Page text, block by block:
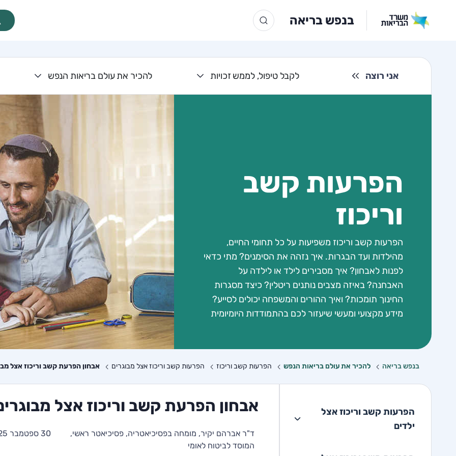
בנפש בריאה
אני רוצה לקבל טיפול, לממש זכויות להכיר את עולם בריאות הנפש
הפרעות קשב
וריכוז
הפרעות קשב וריכוז משפיעות על כל תחומי החיים,
מהילדות ועד הבגרות. איך נזהה את הסימנים? מתי כדאי
לפנות לאבחון? איך מסבירים לילד או לילדה על
האבחנה? באיזה מצבים נותנים ריטלין? כיצד מסגרות
החינוך תומכות? ואיך ההורים והמשפחה יכולים לסייע?
מידע מקצועי ומעשי שיעזור לכם בהתמודדות היומיומית
בנפש בריאה להכיר את עולם בריאות הנפש הפרעות קשב וריכוז הפרעות קשב וריכוז אצל מבוגרים אבחון הפרעת קשב וריכוז אצל
הפרעות קשב וריכוז אצל
ילדים
אבחון הפרעת קשב וריכוז אצל
ד"ר אברהם יקיר, מומחה בפסיכיאטריה, פסיכיאטר ראשי,
המוסד לביטוח לאומי
30 ספטמבר 2025